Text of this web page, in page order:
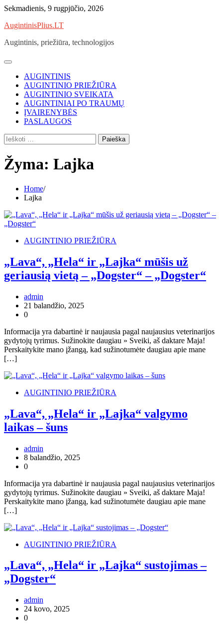
Skip
content
Sekmadienis, 9 rugpjūčio, 2026
AugintinisPlius.LT
Augintinis, priežiūra, technologijos
AUGINTINIS
AUGINTINIO PRIEŽIŪRA
AUGINTINIO SVEIKATA
AUGINTINIAI PO TRAUMŲ
ĮVAIRENYBĖS
PASLAUGOS
Ieškoti:
Žyma: Lajka
Home
Lajka
AUGINTINIO PRIEŽIŪRA
„Lava“, „Hela“ ir „Lajka“ mūšis už
geriausią vietą – „Dogster“ – „Dogster“
admin
21 balandžio, 2025
0
Informacija yra dabartinė ir naujausia pagal naujausius veterinarijos
gydytojų tyrimus. Sužinokite daugiau » Sveiki, aš daktare Maja!
Perskaitykite mano įžangą, kad sužinotumėte daugiau apie mane
[…]
AUGINTINIO PRIEŽIŪRA
„Lava“, „Hela“ ir „Lajka“ valgymo
laikas – šuns
admin
8 balandžio, 2025
0
Informacija yra dabartinė ir naujausia pagal naujausius veterinarijos
gydytojų tyrimus. Sužinokite daugiau » Sveiki, aš daktare Maja!
Perskaitykite mano įžangą, kad sužinotumėte daugiau apie mane
[…]
AUGINTINIO PRIEŽIŪRA
„Lava“, „Hela“ ir „Lajka“ sustojimas –
„Dogster“
admin
24 kovo, 2025
0